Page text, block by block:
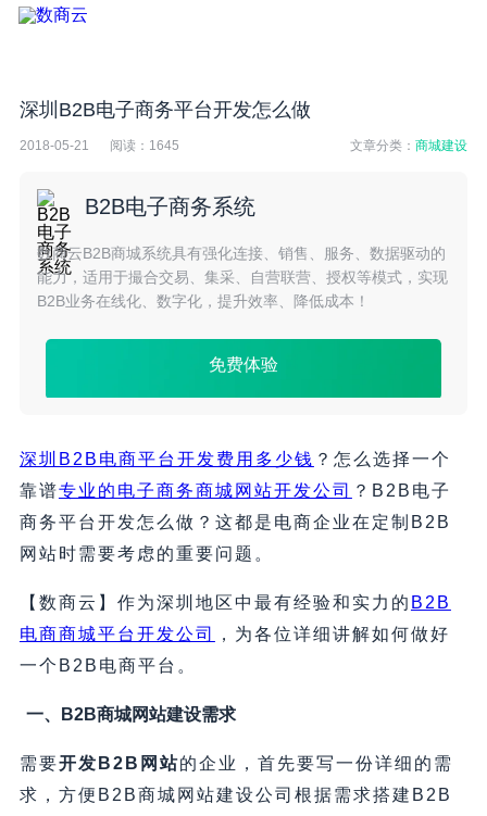
深圳B2B电子商务平台开发怎么做
2018-05-21 阅读： 1645 文章分类：商城建设
B2B电子商务系统
数商云B2B商城系统具有强化连接、销售、服务、数据驱动的
能力，适用于撮合交易、集采、自营联营、授权等模式，实现
B2B业务在线化、数字化，提升效率、降低成本！
免费体验
深圳B2B电商平台开发费用多少钱 ？怎么选择一个
靠谱专业的电子商务商城网站开发公司 ？B2B电子
商务平台开发怎么做？这都是电商企业在定制B2B
网站时需要考虑的重要问题。
【数商云】作为深圳地区中最有经验和实力的 B2B
电商商城平台开发公司
，为各位详细讲解如何做好
一个B2B电商平台。
一、B2B商城网站建设需求
需要开发B2B网站的企业，首先要写一份详细的需
求，方便B2B商城网站建设公司根据需求搭建B2B